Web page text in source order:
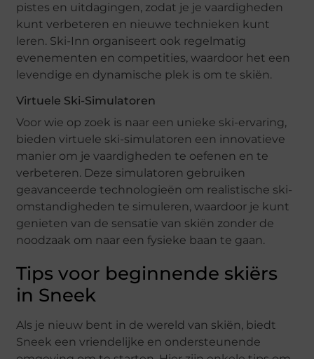
pistes en uitdagingen, zodat je je vaardigheden
kunt verbeteren en nieuwe technieken kunt
leren. Ski-Inn organiseert ook regelmatig
evenementen en competities, waardoor het een
levendige en dynamische plek is om te skiën.
Virtuele Ski-Simulatoren
Voor wie op zoek is naar een unieke ski-ervaring,
bieden virtuele ski-simulatoren een innovatieve
manier om je vaardigheden te oefenen en te
verbeteren. Deze simulatoren gebruiken
geavanceerde technologieën om realistische ski-
omstandigheden te simuleren, waardoor je kunt
genieten van de sensatie van skiën zonder de
noodzaak om naar een fysieke baan te gaan.
Tips voor beginnende skiërs
in Sneek
Als je nieuw bent in de wereld van skiën, biedt
Sneek een vriendelijke en ondersteunende